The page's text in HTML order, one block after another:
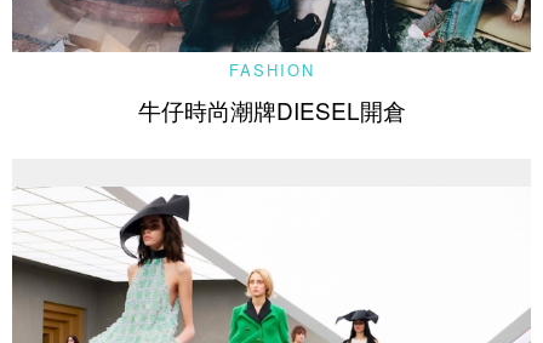
FASHION
牛仔時尚潮牌DIESEL開倉